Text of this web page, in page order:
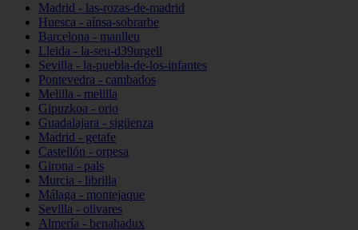
Madrid - las-rozas-de-madrid
Huesca - aínsa-sobrarbe
Barcelona - manlleu
Lleida - la-seu-d39urgell
Sevilla - la-puebla-de-los-infantes
Pontevedra - cambados
Melilla - melilla
Gipuzkoa - orio
Guadalajara - sigüenza
Madrid - getafe
Castellón - orpesa
Girona - pals
Murcia - librilla
Málaga - montejaque
Sevilla - olivares
Almería - benahadux